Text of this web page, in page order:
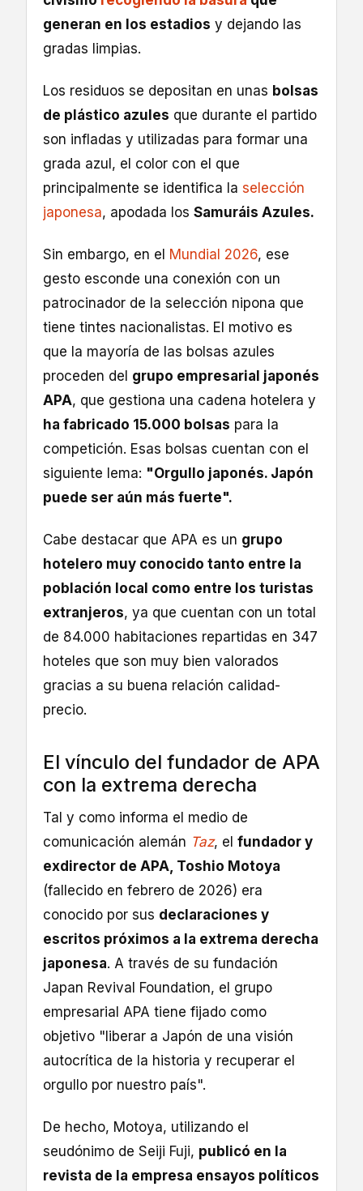
generan en los estadios y dejando las
gradas limpias.
Los residuos se depositan en unas bolsas
de plástico azules que durante el partido
son infladas y utilizadas para formar una
grada azul, el color con el que
principalmente se identifica la selección
japonesa, apodada los Samuráis Azules.
Sin embargo, en el Mundial 2026, ese
gesto esconde una conexión con un
patrocinador de la selección nipona que
tiene tintes nacionalistas. El motivo es
que la mayoría de las bolsas azules
proceden del grupo empresarial japonés
APA, que gestiona una cadena hotelera y
ha fabricado 15.000 bolsas para la
competición. Esas bolsas cuentan con el
siguiente lema: "Orgullo japonés. Japón
puede ser aún más fuerte".
Cabe destacar que APA es un grupo
hotelero muy conocido tanto entre la
población local como entre los turistas
extranjeros, ya que cuentan con un total
de 84.000 habitaciones repartidas en 347
hoteles que son muy bien valorados
gracias a su buena relación calidad-
precio.
El vínculo del fundador de APA
con la extrema derecha
Tal y como informa el medio de
comunicación alemán Taz, el fundador y
exdirector de APA, Toshio Motoya
(fallecido en febrero de 2026) era
conocido por sus declaraciones y
escritos próximos a la extrema derecha
japonesa. A través de su fundación
Japan Revival Foundation, el grupo
empresarial APA tiene fijado como
objetivo "liberar a Japón de una visión
autocrítica de la historia y recuperar el
orgullo por nuestro país".
De hecho, Motoya, utilizando el
seudónimo de Seiji Fuji, publicó en la
revista de la empresa ensayos políticos